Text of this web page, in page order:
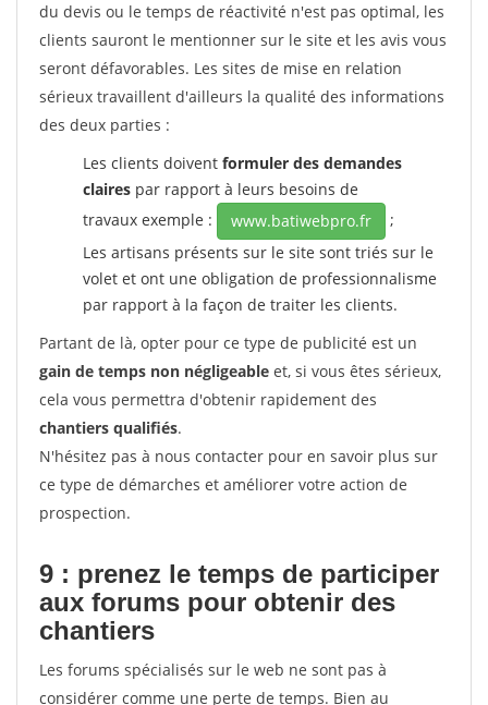
du devis ou le temps de réactivité n'est pas optimal, les
clients sauront le mentionner sur le site et les avis vous
seront défavorables. Les sites de mise en relation
sérieux travaillent d'ailleurs la qualité des informations
des deux parties :
Les clients doivent formuler des demandes
claires par rapport à leurs besoins de
travaux exemple :
www.batiwebpro.fr
;
Les artisans présents sur le site sont triés sur le
volet et ont une obligation de professionnalisme
par rapport à la façon de traiter les clients.
Partant de là, opter pour ce type de publicité est un
gain de temps non négligeable et, si vous êtes sérieux,
cela vous permettra d'obtenir rapidement des
chantiers qualifiés.
N'hésitez pas à nous contacter pour en savoir plus sur
ce type de démarches et améliorer votre action de
prospection.
9 : prenez le temps de participer
aux forums pour obtenir des
chantiers
Les forums spécialisés sur le web ne sont pas à
considérer comme une perte de temps. Bien au